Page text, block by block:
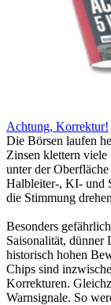
Achtung, Korrektur!
Die Börsen laufen
Zinsen klettern
unter der
Halbleiter-, KI- und
die Stimmung
Besonders
Saisonalität, dünner
historisch hohen
Chips sind
Korrekturen.
Warnsignale. So